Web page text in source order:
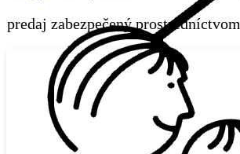
predaj zabezpečený prostredníctvom